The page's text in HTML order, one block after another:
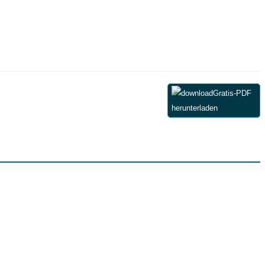
Gratis-PDF
herunterladen